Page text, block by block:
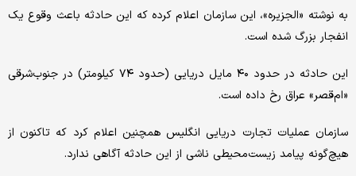
به نوشته «الجزیره»، این سازمان اعلام کرده که این حادثه باعث وقوع یک
انفجار بزرگ شده است.
این حادثه در حدود ۴۰ مایل دریایی (حدود ۷۴ کیلومتر) در جنوب‌شرقی
«ام‌قصر» عراق رخ داده است.
سازمان عملیات تجارت دریایی انگلیس همچنین اعلام کرد که تاکنون از
هیچ‌گونه پیامد زیست‌محیطی ناشی از این حادثه آگاهی ندارد.